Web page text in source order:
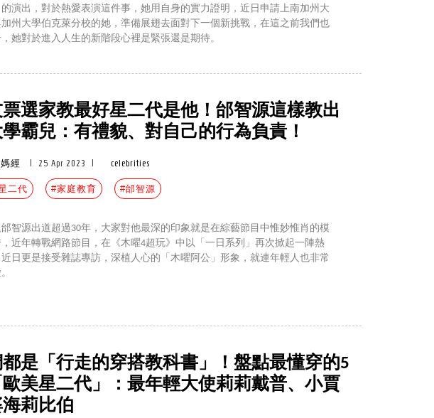
演出，對於熱愛表演這件事，她用自身的實力證明，近日申請上南加州大
州大學伯克萊分校的她，準備展翅去面對下一個新挑戰，在這之前我們也
她對於進入人生的新階段心裡是緊張還是期待。
選家教最好星二代是他！邰智源這樣教出
霸兒：有禮貌、對自己的行為負責！
經 25 Apr 2023 celebrities
二代 #家庭教育 #邰智源
智源出道超過30年，大家對他最深的印象就是在綜藝節目中惟妙惟肖的模
近年轉戰網路節目，在《木曜4超玩》中以「一日系列」再次掀起一陣熱
日更是接受雜誌專訪，深植人心的「木曜阿公」形象，就連年輕人也非常
是「行走的穿搭教科書」！盤點最懂穿的5
美星二代」：最年輕大使莉莉戴普、小賈
莉比伯